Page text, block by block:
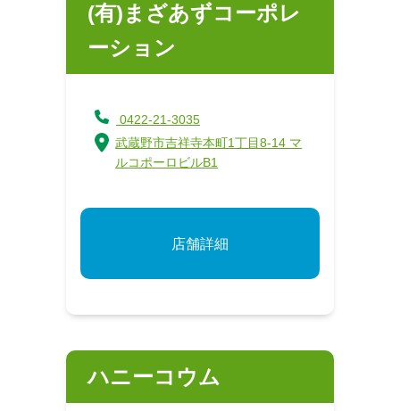
(有)まざあずコーポレ
ーション
0422-21-3035
武蔵野市吉祥寺本町1丁目8-14 マ
ルコポーロビルB1
店舗詳細
ハニーコウム